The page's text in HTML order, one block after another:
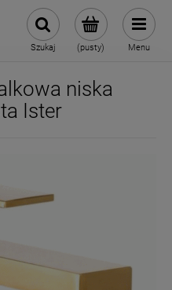
(pusty)
Szukaj Menu
niska
Ister